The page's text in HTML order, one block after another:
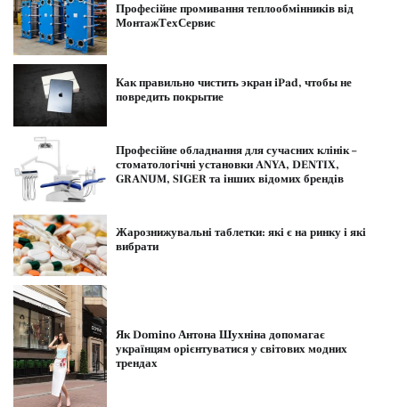
Професійне промивання теплообмінників від
МонтажТехСервис
Как правильно чистить экран iPad, чтобы не
повредить покрытие
Професійне обладнання для сучасних клінік –
стоматологічні установки ANYA, DENTIX,
GRANUM, SIGER та інших відомих брендів
Жарознижувальні таблетки: які є на ринку і які
вибрати
Як Domino Антона Шухніна допомагає
українцям орієнтуватися у світових модних
трендах